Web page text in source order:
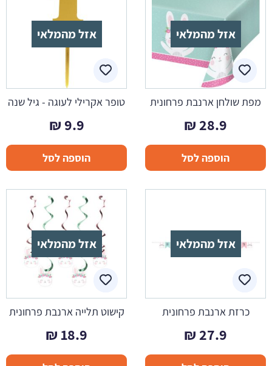
אזל מהמלאי
מפת שולחן ארנבת פרחונית
28.9
₪
הוספה לסל
אזל מהמלאי
טופר אקרילי לעוגה - גיל שנה
9.9
₪
הוספה לסל
אזל מהמלאי
כרזת ארנבת פרחונית
27.9
₪
אזל מהמלאי
קישוט תלייה ארנבת פרחונית
18.9
₪